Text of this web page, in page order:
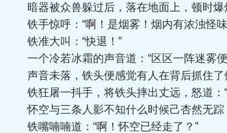
暗器被众兽躲过后，落在地面上，顿时爆
铁手惊呼：“啊！是烟雾！烟内有浓浊怪味
铁准大叫：“快退！”
一个冷若冰霜的声音道：“区区一阵迷雾便
声音未落，铁头便感觉有人在背后抓住了
铁狂屠一抖手，将铁头摔出丈远，怒道：“
怀空与三条人影不知什么时候己杏然无踪
铁嘴喃喃道：“啊！怀空已经走了？”